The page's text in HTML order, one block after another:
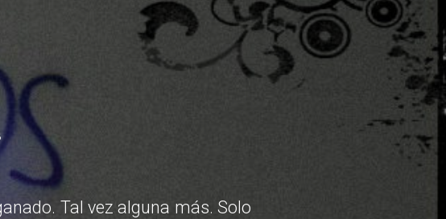
Tal vez alguna más. Solo